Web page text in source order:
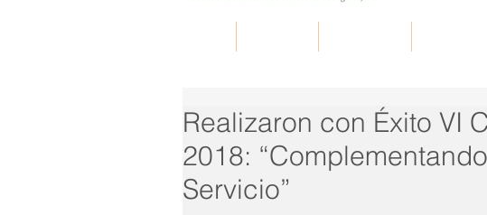
Realizaron con Éxito VI
2018:
Servicio”